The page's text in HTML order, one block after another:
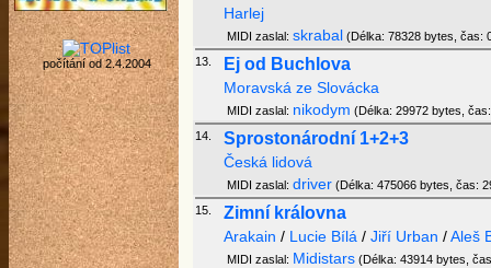
počítání od 2.4.2004
Harlej
MIDI zaslal: skrabal (Délka: 78328 bytes, čas:
13.
Ej od Buchlova
Moravská ze Slovácka
MIDI zaslal: nikodym (Délka: 29972 bytes,
14.
Sprostonárodní 1+2+3
Česká lidová
MIDI zaslal: driver (Délka: 475066 bytes, čas:
15.
Zimní královna
Arakain / Lucie Bílá / Jiří Urban /Aleš
MIDI zaslal: Midistars (Délka: 43914 bytes,